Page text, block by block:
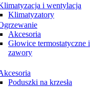
i wentylacja
Klimatyzatory
Akcesoria
Głowice termostatyczne i
zawory
Poduszki na krzesła